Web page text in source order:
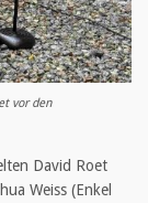
vor den
David Roet
Weiss (Enkel